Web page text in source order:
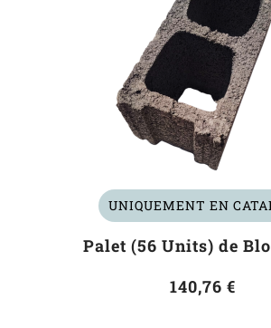
UNIQUEMENT EN
Palet (56 Units) de
140,76 €